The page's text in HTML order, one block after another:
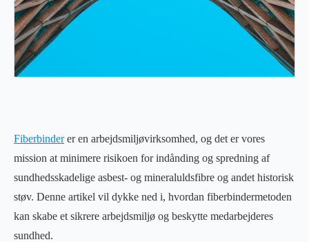
Fiberbinderer en arbejdsmiljøvirksomhed, og det er vores
mission at minimere risikoen for indånding og spredning af
sundhedsskadelige asbest- og mineraluldsfibre og andet historisk
støv. Denne artikel vil dykke ned i, hvordan fiberbindermetoden
kan skabe et sikrere arbejdsmiljø og beskytte medarbejderes
sundhed.